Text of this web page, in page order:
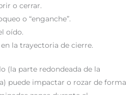
o cerrar.
o “enganche”.
oído.
la trayectoria de cierre.
(la parte redondeada de la
puede impactar o rozar de forma